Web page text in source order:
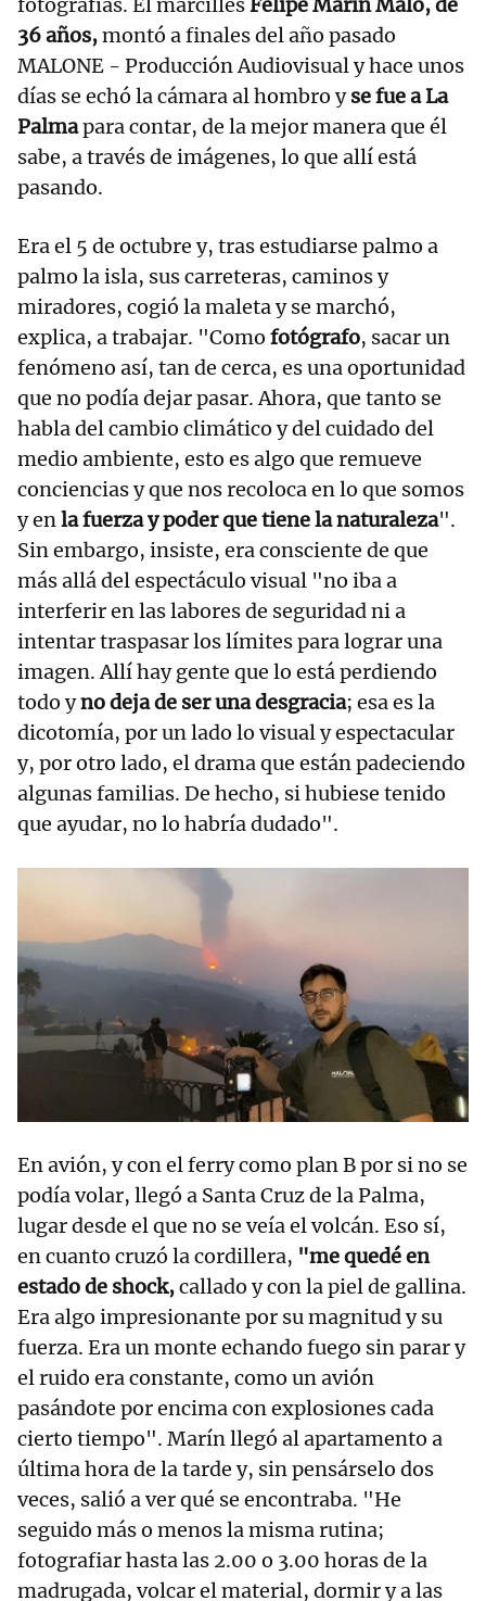
fotografías. El marcillésFelipe Marín Malo, de
36 años,montó a finales del año pasado
MALONE - Producción Audiovisual y hace unos
días se echó la cámara al hombro yse fue a La
Palmapara contar, de la mejor manera que él
sabe, a través de imágenes, lo que allí está
pasando.
Era el 5 de octubre y, tras estudiarse palmo a
palmo la isla, sus carreteras, caminos y
miradores, cogió la maleta y se marchó,
explica, a trabajar. "Como fotógrafo, sacar un
fenómeno así, tan de cerca, es una oportunidad
que no podía dejar pasar. Ahora, que tanto se
habla del cambio climático y del cuidado del
medio ambiente, esto es algo que remueve
conciencias y que nos recoloca en lo que somos
y enla fuerza y poder que tiene la naturaleza".
Sin embargo, insiste, era consciente de que
más allá del espectáculo visual "no iba a
interferir en las labores de seguridad ni a
intentar traspasar los límites para lograr una
imagen. Allí hay gente que lo está perdiendo
todo yno deja de ser una desgracia; esa es la
dicotomía, por un lado lo visual y espectacular
y, por otro lado, el drama que están padeciendo
algunas familias. De hecho, si hubiese tenido
que ayudar, no lo habría dudado".
En avión, y con el ferry como plan B por si no se
podía volar, llegó a Santa Cruz de la Palma,
lugar desde el que no se veía el volcán. Eso sí,
en cuanto cruzó la cordillera, "me quedé en
estado de shock,callado y con la piel de gallina.
Era algo impresionante por su magnitud y su
fuerza. Era un monte echando fuego sin parar y
el ruido era constante, como un avión
pasándote por encima con explosiones cada
cierto tiempo". Marín llegó al apartamento a
última hora de la tarde y, sin pensárselo dos
veces, salió a ver qué se encontraba. "He
seguido más o menos la misma rutina;
fotografiar hasta las 2.00 o 3.00 horas de la
madrugada, volcar el material, dormir y a las